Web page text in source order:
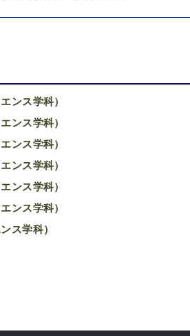
ンス学科）
ンス学科）
ンス学科）
ンス学科）
ンス学科）
ンス学科）
ス学科）